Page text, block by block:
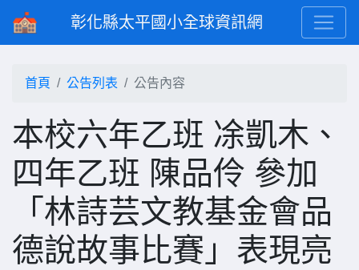
彰化縣太平國小全球資訊網
首頁 公告列表 公告內容
本校六年乙班 凃凱木、
四年乙班 陳品伶 參加
「林詩芸文教基金會品
德說故事比賽」表現亮